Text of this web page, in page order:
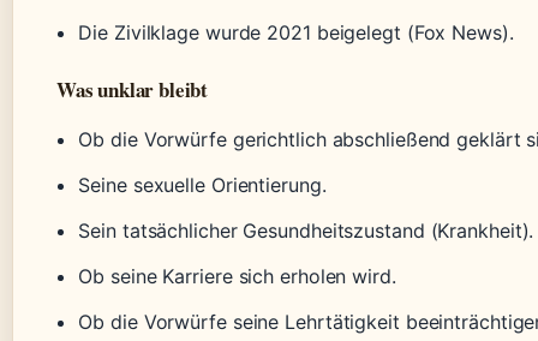
Die Zivilklage wurde 2021 beigelegt (Fox News).
Was unklar bleibt
Ob die Vorwürfe gerichtlich abschließend geklärt
Seine sexuelle Orientierung.
Sein tatsächlicher Gesundheitszustand (Krankheit).
Ob seine Karriere sich erholen wird.
Ob die Vorwürfe seine Lehrtätigkeit